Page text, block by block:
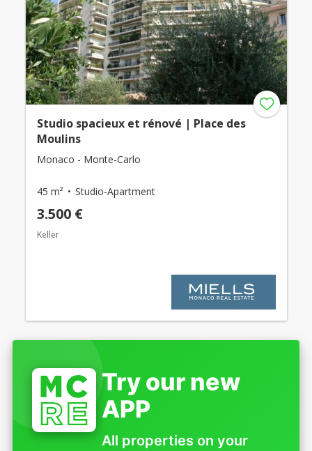
Studio spacieux et rénové | Place des
Moulins
Monaco - Monte-Carlo
45 m² Studio-Apartment
3.500 €
Keller
Try our new
APP
All properties on your